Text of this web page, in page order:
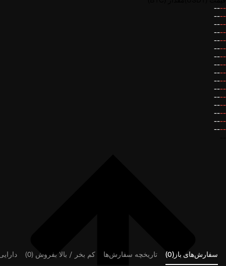
--
--
--
--
--
--
--
--
--
--
--
--
--
--
--
--
--
--
--
--
--
--
--
--
--
--
--
--
--
--
--
--
سفارش‌های باز(0) تاریخچه سفارش‌ها کم بخر / بالا بفروش (0)